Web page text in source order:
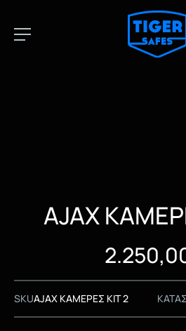
AJAX
SKUAJAX ΚΑΜΕΡΕΣ ΚΙΤ 2